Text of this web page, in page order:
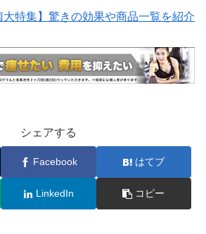
特集】驚きの効果や商品一覧を紹介
シェアする
Facebook はてブ
LinkedIn コピー